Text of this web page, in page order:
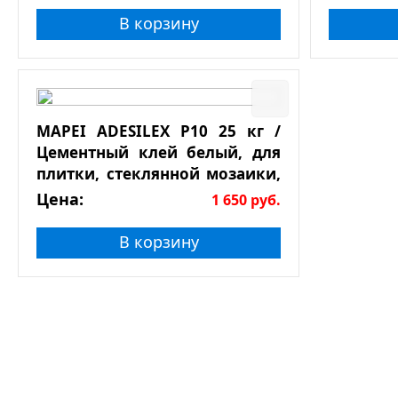
В корзину
MAPEI ADESILEX P10 25 кг /
Цементный клей белый, для
плитки, стеклянной мозаики,
натурального камня
Цена: 1 650 руб.
В корзину